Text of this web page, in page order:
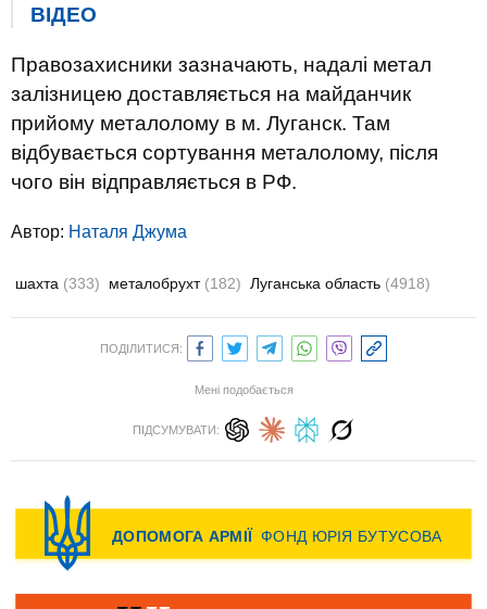
ВIДЕО
Правозахисники зазначають, надалі метал
залізницею доставляється на майданчик
прийому металолому в м. Луганск. Там
відбувається сортування металолому, після
чого він відправляється в РФ.
Автор: Наталя Джума
шахта (333) металобрухт (182) Луганська область (4918)
ПОДІЛИТИСЯ:
Мені подобається
ПІДСУМУВАТИ: